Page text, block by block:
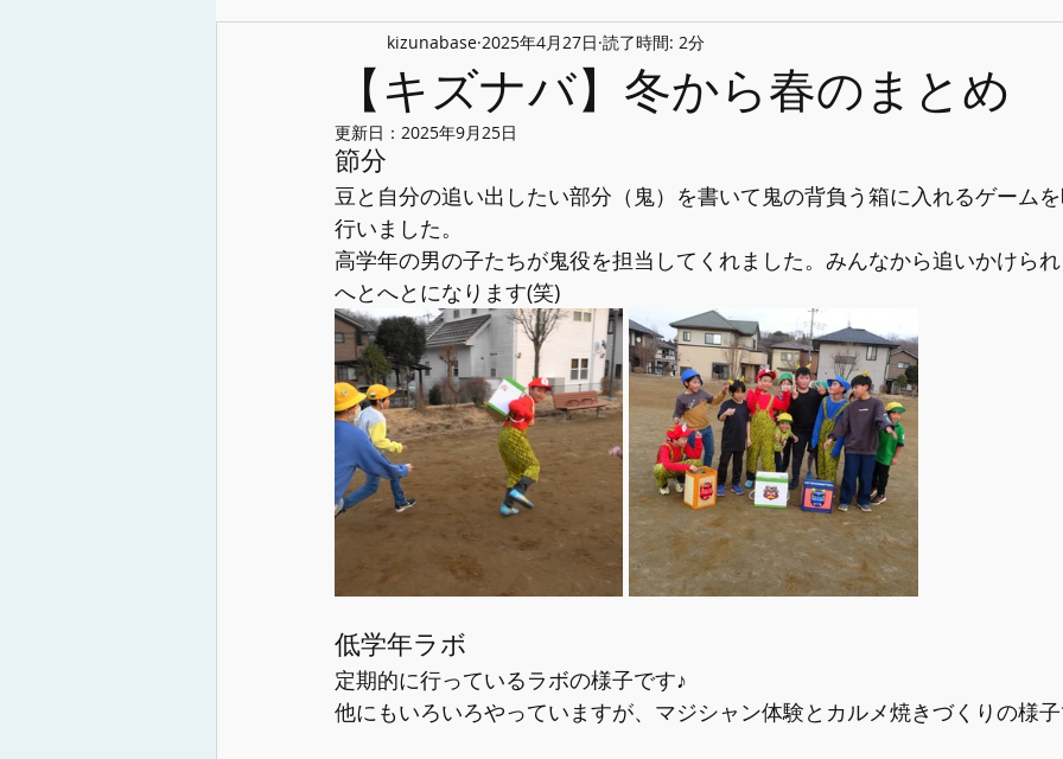
けん玉、お別れ会、卒書式
【キズナバ】冬から春のまとめ
kizunabase 2025年4月27日 読了時間: 2分
更新日： 2025年9月25日
節分
豆と自分の追い出したい部分（鬼）を書いて鬼の背負う箱に入れるゲーム
行いました。
高学年の男の子たちが鬼役を担当してくれました。みんなから追いかけら
へとへとになります(笑)
低学年ラボ
定期的に行っているラボの様子です♪
他にもいろいろやっていますが、マジシャン体験とカルメ焼きづくりの様